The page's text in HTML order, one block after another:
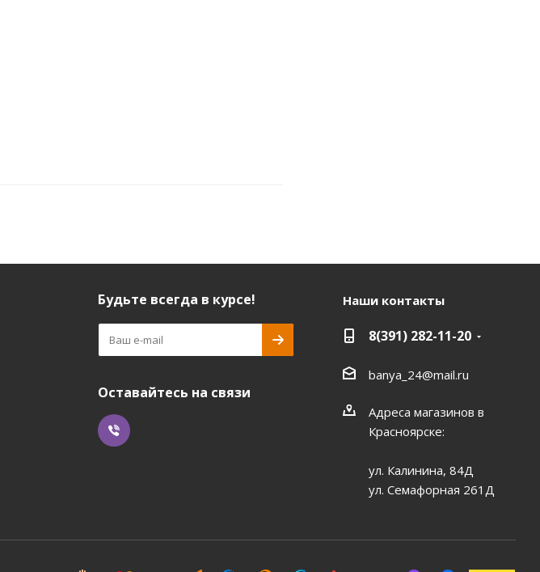
Будьте всегда в курсе!
Оставайтесь на связи
Наши контакты
8(391) 282-11-20
banya_24@mail.ru
Адреса магазинов в
Красноярске:
ул. Калинина, 84Д
ул. Семафорная 261Д